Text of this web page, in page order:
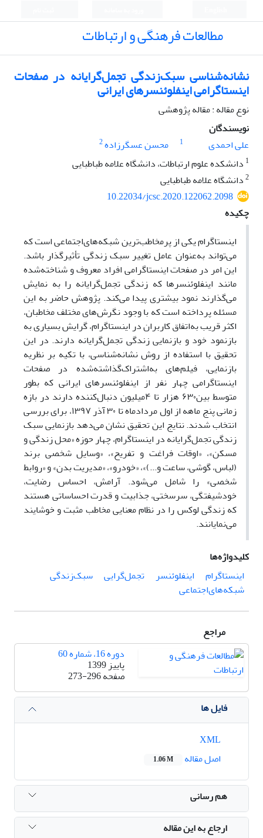
مطالعات فرهنگی و ارتباطات
نشانه‌شناسی سبک‌زندگی تجمل‌گرایانه در صفحات
اینستاگرامی اینفلوئنسرهای ایرانی
نوع مقاله : مقاله پژوهشی
نویسندگان
علی احمدی
1 محسن عسگرزاده2
1 دانشکده علوم ارتباطات، دانشگاه علامه طباطبایی
2دانشگاه علامه طباطبایی
10.22034/jcsc.2020.122062.2098
چکیده
اینستاگرام یکی از پرمخاطب‌ترین شبکه‌های‌اجتماعی است که
می‌تواند به‌عنوان عامل تغییر سبک زندگی تأثیرگذار باشد.
این امر در صفحات اینستاگرامی افراد معروف و شناخته‌شده
مانند اینفلوئنسرها که زندگی تجمل‌گرایانه را به نمایش
می‌گذارند نمود بیشتری پیدا می‌کند. پژوهش حاضر به این
مسئله پرداخته است که با وجود نگرش‌های مختلف مخاطبان،
اکثر قریب به‌اتفاق کاربران در اینستاگرام، گرایش بسیاری به
بازنمود خود و بازنمایی زندگی تجمل‌گرایانه دارند. در این
تحقیق با استفاده از روش نشانه‌شناسی، با تکیه بر نظریه
بازنمایی‌‌، فیلم‌های به‌اشتراک‌گذاشته‌شده در صفحات
اینستاگرامی چهار نفر از اینفلوئنسرهای ایرانی که بطور
متوسط بین۶۳۰ هزار تا ۴میلیون دنبال‌کننده دارند در بازه
زمانی پنج ماهه از اول مردادماه تا ۳۰ آذر ۱۳۹۷، برای بررسی
انتخاب شدند. نتایج این تحقیق نشان می‌دهد بازنمایی سبک‌
زندگی تجمل‌گرایانه در اینستاگرام، چهار حوزه «محل زندگی و
مسکن»، «اوقات فراغت و تفریح»، «وسایل شخصی برند
(لباس، گوشی، ساعت و...)»، «خودرو»، «مدیریت بدن» و «روابط
شخصی» را شامل می‌شود. آرامش، احساس رضایت،
خودشیفتگی، سرسختی، جذابیت و قدرت احساساتی هستند
که زندگی لوکس را در نظام معنایی مخاطب مثبت و خوشایند
می‌نمایانند.
کلیدواژه‌ها
اینستاگرام
اینفلوئنسر تجمل‌گرایی
سبک‌زندگی
شبکه‌های‌اجتماعی
مراجع
دوره 16، شماره 60
پاییز 1399
صفحه273-296
فایل ها
اصل مقاله
1.06 M
هم رسانی
ارجاع به این مقاله